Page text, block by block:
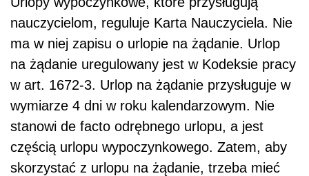
nauczycielom, reguluje Karta Nauczyciela. Nie
ma w niej zapisu o urlopie na żądanie. Urlop
na żądanie uregulowany jest w Kodeksie pracy
w art. 1672-3. Urlop na żądanie przysługuje w
wymiarze 4 dni w roku kalendarzowym. Nie
stanowi de facto odrębnego urlopu, a jest
częścią urlopu wypoczynkowego. Zatem, aby
skorzystać z urlopu na żądanie, trzeba mieć